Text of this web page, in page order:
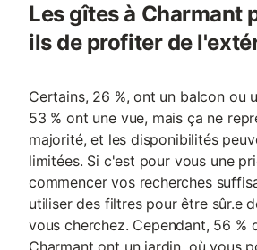
Les gîtes à Charmant
ils de profiter de
Certains, 26 %, ont un balcon ou
53 % ont une vue, mais ça ne
majorité, et les disponibilités
limitées. Si c'est pour vous une
commencer vos recherches
utiliser des filtres pour être sûr.e
vous cherchez. Cependant, 56 %
Charmant ont un jardin, où vous